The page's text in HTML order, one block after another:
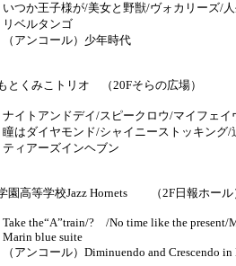
様が/美女と野獣/ヴォカリーズ/人生
タンゴ
ール）少年時代
くみこトリオ （20Fそらの広場）
ドデイ/スピークロウ/マイフェイヴ
モンド/シャイニーストッキング/追
ズインヘブン
園高等学校Jazz Hornets （2F日報ホール
? /No time like the present/My
suite
ル）Diminuendo and Crescendo in